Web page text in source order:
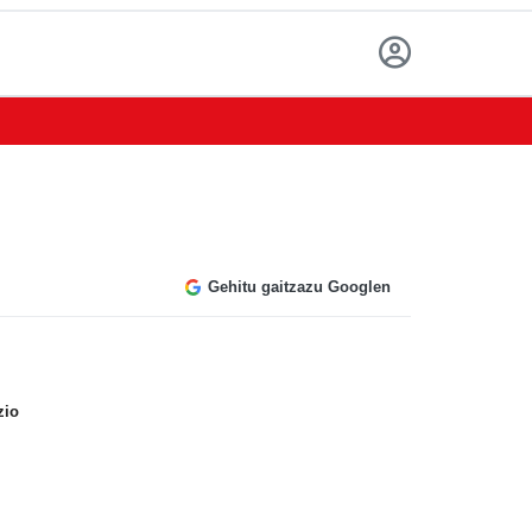
Gehitu gaitzazu Googlen